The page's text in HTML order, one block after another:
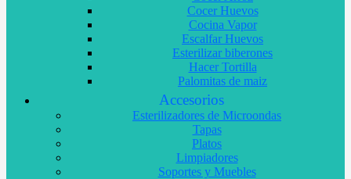
Cocer Huevos
Cocina Vapor
Escalfar Huevos
Esterilizar biberones
Hacer Tortilla
Palomitas de maiz
Accesorios
Esterilizadores de Microondas
Tapas
Platos
Limpiadores
Soportes y Muebles